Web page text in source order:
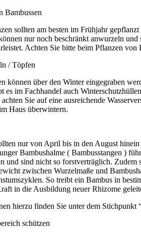
Bambussen
sollten am besten im Frühjahr
nur noch beschränkt anwurzeln
Achten Sie bitte beim Pflanzen
/ Töpfen
können über den Winter eingegraben
es im Fachhandel auch
Sie auf eine ausreichende
Haus überwintern.
nur von April bis in den August
Bambushalme ( Bambusstangen )
und sind nicht so forstverträglich.
zwischen Wurzelmaße und
So treibt ein Bambus in
in die Ausbildung neuer Rhizome
hierzu finden Sie unter dem Stichpunkt
schützen